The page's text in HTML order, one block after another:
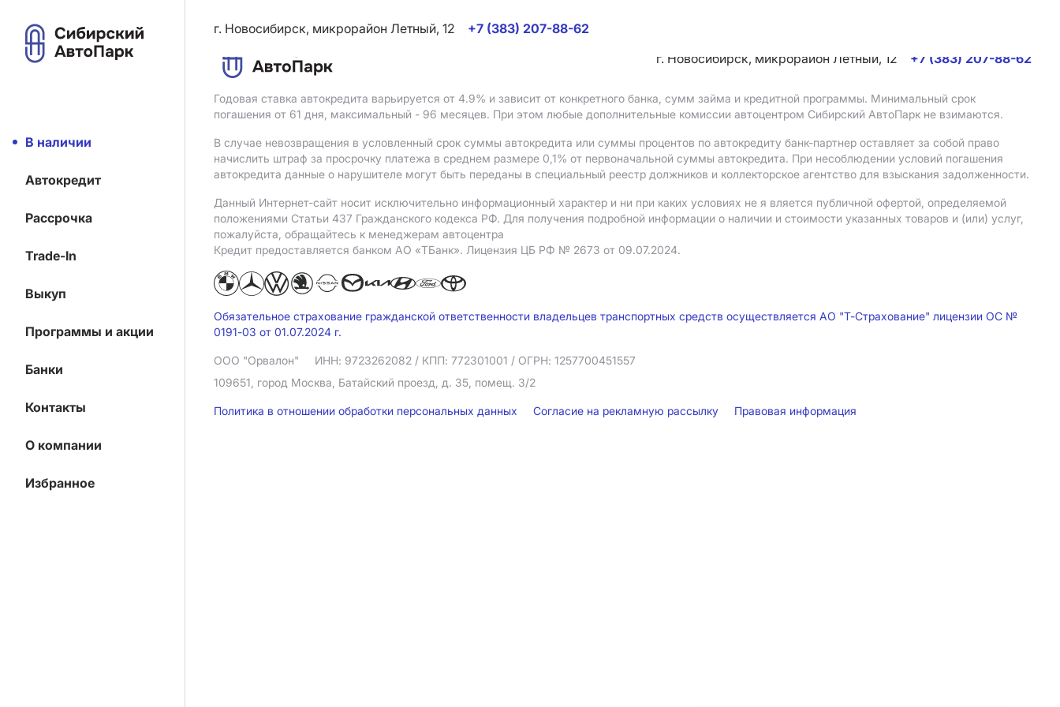
В наличии
Автокредит
Рассрочка
Trade-In
Выкуп
Программы и акции
Банки
Контакты
О компании
Избранное
г. Новосибирск, микрорайон Летный, 12
+7 (383) 207-88-62
г. Новосибирск, микрорайон Летный, 12
+7 (383) 207-88-62
Годовая ставка автокредита варьируется от 4.9% и зависит от конкретного банка, сумм займа и кредитной программы. Минимальный срок
погашения от 61 дня, максимальный - 96 месяцев. При этом любые дополнительные комиссии автоцентром Сибирский АвтоПарк не взимаются.
В случае невозвращения в условленный срок суммы автокредита или суммы процентов по автокредиту банк-партнер оставляет за собой право
начислить штраф за просрочку платежа в среднем размере 0,1% от первоначальной суммы автокредита. При несоблюдении условий погашения
автокредита данные о нарушителе могут быть переданы в специальный реестр должников и коллекторское агентство для взыскания задолженности.
Данный Интернет-сайт носит исключительно информационный характер и ни при каких условиях не я вляется публичной офертой, определяемой
положениями Статьи 437 Гражданского кодекса РФ. Для получения подробной информации о наличии и стоимости указанных товаров и (или) услуг,
пожалуйста, обращайтесь к менеджерам автоцентра
Кредит предоставляется банком АO «ТБанк». Лицензия ЦБ РФ № 2673 от 09.07.2024.
Обязательное страхование гражданской ответственности владельцев транспортных средств осуществляется АО "Т-Страхование" лицензии ОС №
0191-03 от 01.07.2024 г.
ООО "Орвалон" ИНН: 9723262082 / КПП: 772301001 / ОГРН: 1257700451557
109651, город Москва, Батайский проезд, д. 35, помещ. 3/2
Политика в отношении обработки персональных данных Согласие на рекламную рассылку Правовая информация